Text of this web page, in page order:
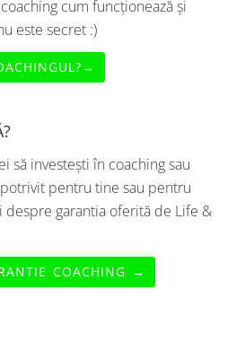
cum funcționează și
este secret :)
să investești în coaching sau
pentru tine sau pentru
despre garantia oferită de Life &
COACHING →